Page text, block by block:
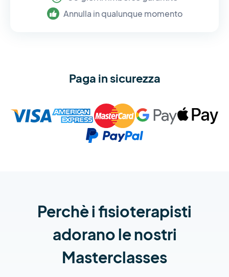
Annulla in qualunque momento
Paga in sicurezza
Perchè i fisioterapisti
adorano le nostri
Masterclasses